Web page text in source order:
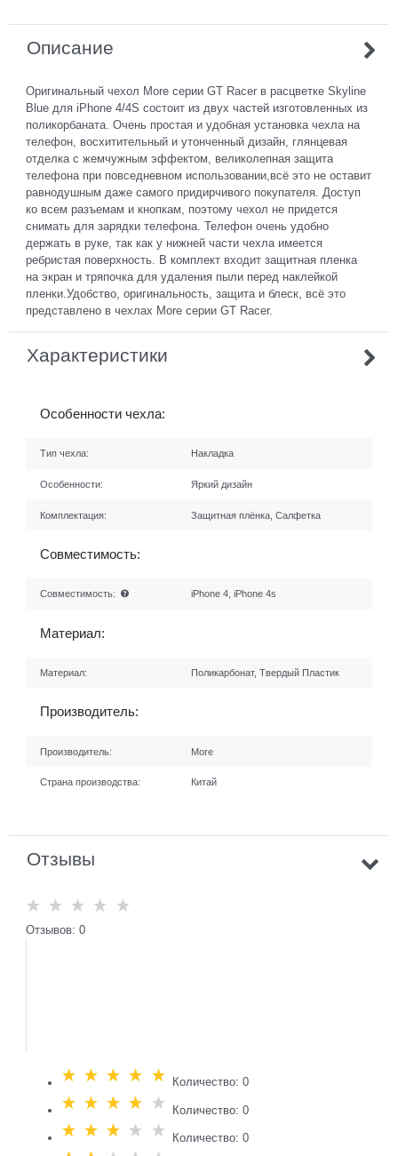
Описание
Оригинальный чехол More серии GT Racer в расцветке Skyline
Blue для iPhone 4/4S состоит из двух частей изготовленных из
поликорбаната. Очень простая и удобная установка чехла на
телефон, восхитительный и утонченный дизайн, глянцевая
отделка с жемчужным эффектом, великолепная защита
телефона при повседневном использовании,всё это не оставит
равнодушным даже самого придирчивого покупателя. Доступ
ко всем разъемам и кнопкам, поэтому чехол не придется
снимать для зарядки телефона. Телефон очень удобно
держать в руке, так как у нижней части чехла имеется
ребристая поверхность. В комплект входит защитная пленка
на экран и тряпочка для удаления пыли перед наклейкой
пленки.Удобство, оригинальность, защита и блеск, всё это
представлено в чехлах More серии GT Racer.
Характеристики
Особенности чехла:
Тип чехла: Накладка
Особенности: Яркий дизайн
Комплектация: Защитная плёнка, Салфетка
Совместимость:
Совместимость: iPhone 4, iPhone 4s
Материал:
Материал: Поликарбонат, Твердый Пластик
Производитель:
Производитель: More
Страна производства: Китай
Отзывы
Отзывов: 0
Количество: 0
Количество: 0
Количество: 0